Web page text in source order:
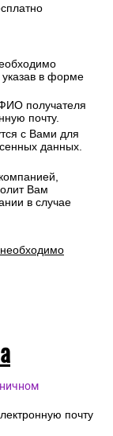
в форме
получателя
почту.
с Вами для
данных.
Вам
в случае
почту